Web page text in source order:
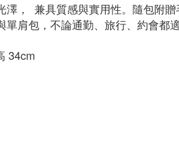
澤， 兼具質感與實用性。隨包附
肩包，不論通勤、旅行、約會都適
34cm